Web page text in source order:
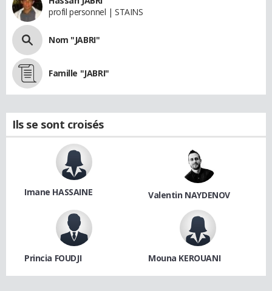
profil personnel | STAINS
Nom "JABRI"
Famille "JABRI"
Ils se sont croisés
Imane HASSAINE Valentin NAYDENOV
Princia FOUDJI Mouna KEROUANI